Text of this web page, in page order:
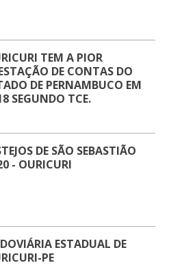
TEM A PIOR
DE CONTAS DO
DE PERNAMBUCO EM
SEGUNDO TCE.
DE SÃO SEBASTIÃO
- OURICURI
ESTADUAL DE
PE